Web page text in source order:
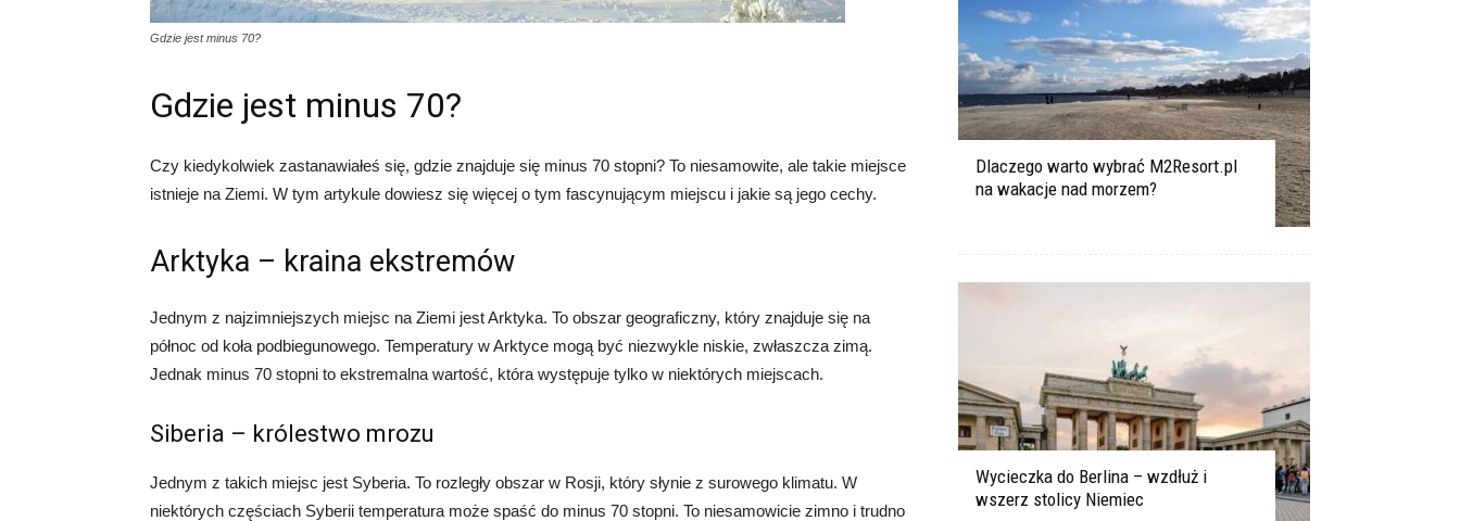
Gdzie jest minus 70?
Gdzie jest minus 70?
Czy kiedykolwiek zastanawiałeś się, gdzie znajduje się minus 70 stopni? To niesamowite, ale takie miejsce
istnieje na Ziemi. W tym artykule dowiesz się więcej o tym fascynującym miejscu i jakie są jego cechy.
Arktyka – kraina ekstremów
Jednym z najzimniejszych miejsc na Ziemi jest Arktyka. To obszar geograficzny, który znajduje się na
północ od koła podbiegunowego. Temperatury w Arktyce mogą być niezwykle niskie, zwłaszcza zimą.
Jednak minus 70 stopni to ekstremalna wartość, która występuje tylko w niektórych miejscach.
Siberia – królestwo mrozu
Jednym z takich miejsc jest Syberia. To rozległy obszar w Rosji, który słynie z surowego klimatu. W
niektórych częściach Syberii temperatura może spaść do minus 70 stopni. To niesamowicie zimno i trudno
Dlaczego warto wybrać M2Resort.pl
na wakacje nad morzem?
Wycieczka do Berlina – wzdłuż i
wszerz stolicy Niemiec